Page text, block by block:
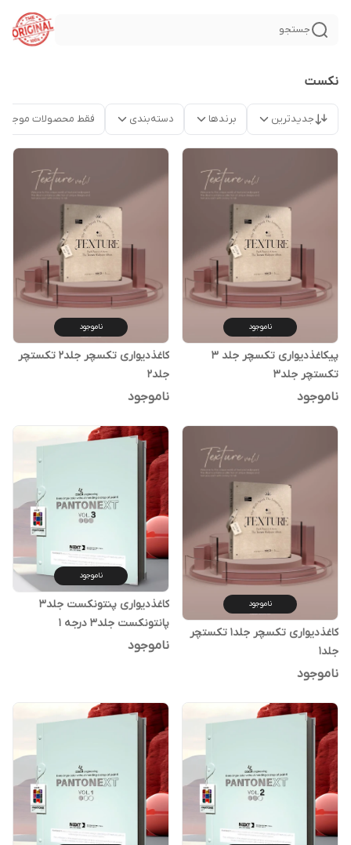
جستجو
نکست
جدیدترین برندها دسته‌بندی فقط محصولات موجود
ناموجود
پیکاغذدیواری تکسچر جلد ۳
تکستچر جلد۳
ناموجود
ناموجود
کاغذدیواری تکسچر جلد۲ تکستچر
جلد۲
ناموجود
ناموجود
کاغذدیواری تکسچر جلد۱ تکستچر
جلد۱
ناموجود
ناموجود
کاغذدیواری پنتونکست جلد۳
پانتونکست جلد۳ درجه ۱
ناموجود